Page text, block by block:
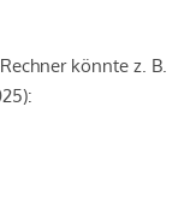
könnte z. B.